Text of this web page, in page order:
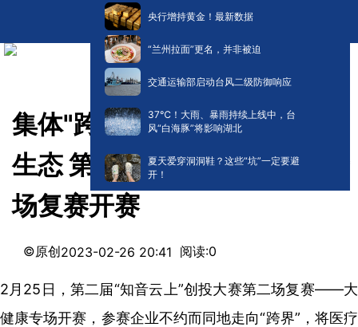
央行增持黄金！最新数据
“兰州拉面”更名，并非被迫
交通运输部启动台风二级防御响应
​37℃！大雨、暴雨持续上线中，台
风“白海豚”将影响湖北
夏天爱穿洞洞鞋？这些“坑”一定要避
开！
集体"跨界"数字化 引领医疗新
生态 第二届创投大赛大健康专
场复赛开赛
©原创2023-02-26 20:41 阅读:0
2月25日，第二届“知音云上”创投大赛第二场复赛——大
健康专场开赛，参赛企业不约而同地走向“跨界”，将医疗